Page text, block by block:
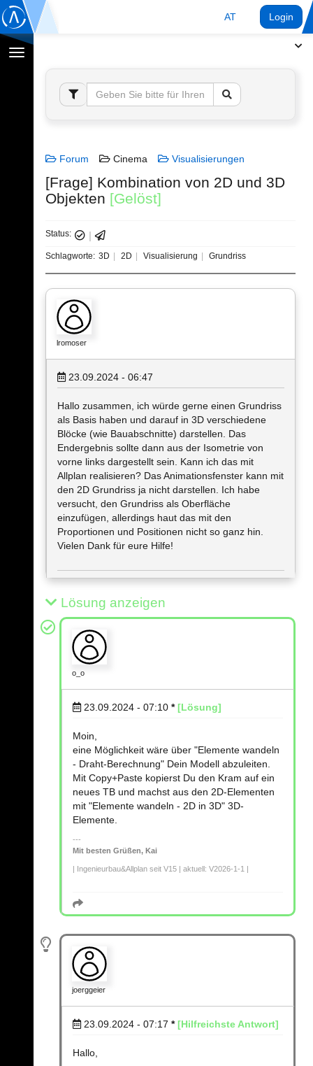
AT Login
Navigation
umschalten
Forum Cinema Visualisierungen
[Frage] Kombination von 2D und 3D
Objekten [Gelöst]
Status:
Schlagworte: 3D 2D Visualisierung Grundriss
lromoser
23.09.2024 - 06:47
Hallo zusammen, ich würde gerne einen Grundriss
als Basis haben und darauf in 3D verschiedene
Blöcke (wie Bauabschnitte) darstellen. Das
Endergebnis sollte dann aus der Isometrie von
vorne links dargestellt sein. Kann ich das mit
Allplan realisieren? Das Animationsfenster kann mit
den 2D Grundriss ja nicht darstellen. Ich habe
versucht, den Grundriss als Oberfläche
einzufügen, allerdings haut das mit den
Proportionen und Positionen nicht so ganz hin.
Vielen Dank für eure Hilfe!
Lösung anzeigen
o_o
23.09.2024 - 07:10 * [Lösung]
Moin,
eine Möglichkeit wäre über "Elemente wandeln
- Draht-Berechnung" Dein Modell abzuleiten.
Mit Copy+Paste kopierst Du den Kram auf ein
neues TB und machst aus den 2D-Elementen
mit "Elemente wandeln - 2D in 3D" 3D-
Elemente.
Mit besten Grüßen, Kai
| Ingenieurbau&Allplan seit V15 | aktuell: V2026-1-1 |
joerggeier
23.09.2024 - 07:17 * [Hilfreichste Antwort]
Hallo,